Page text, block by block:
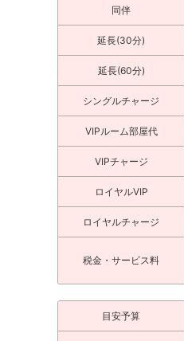
同伴
延長(30分)
延長(60分)
シングルチャージ
VIPルーム部屋代
VIPチャージ
ロイヤルVIP
ロイヤルチャージ
税金・サービス料
目安予算